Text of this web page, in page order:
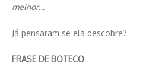
melhor…
Já pensaram se ela descobre?
FRASE DE BOTECO